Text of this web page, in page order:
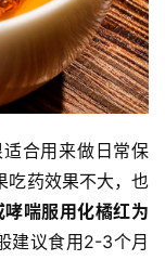
适合用来做日常保
吃药效果不大，也
喘服用化橘红为
建议食用2-3个月